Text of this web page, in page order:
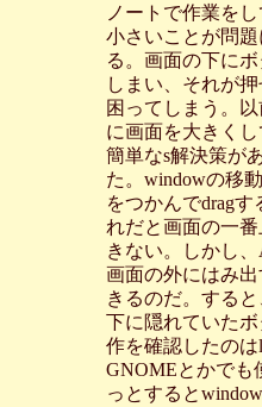
ノートで作業を
小さいことが問
る。画面の下に
しまい、それが押
困ってしまう。
に画面を大きく
簡単なs解決策が
た。windowの移
をつかんでdragす
れだと画面の一
きない。しかし
画面の外にはみ
きるのだ。する
下に隠れていた
作を確認したのは
GNOMEとかでも
っとすると